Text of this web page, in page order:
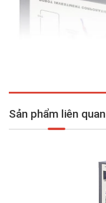
Sản phẩm liên quan